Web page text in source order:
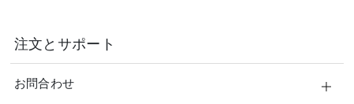
注文とサポート
お問合わせ